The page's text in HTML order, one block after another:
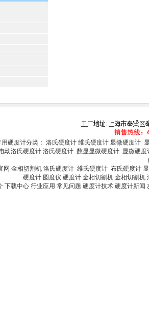
用硬度计分类： 洛氏硬度计 维氏硬度计 显微硬度计
动洛氏硬度计 洛氏硬度计 数显显微硬度计 显微硬度
网 金相切割机 洛氏硬度计 维氏硬度计 布氏硬度计
硬度计 圆度仪 硬度计 金相切割机 金相切割机
下载中心 行业应用 常见问题 硬度计技术 硬度计新闻